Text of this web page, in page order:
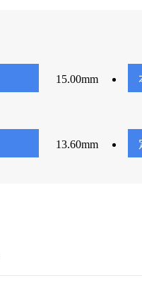
15.00mm
13.60mm